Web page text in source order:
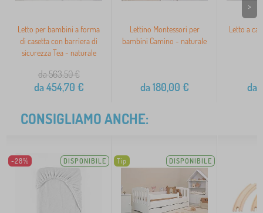
Letto per bambini a forma
di casetta con barriera di
sicurezza Tea - naturale
da 563,50€
da454,70 €
Lettino Montessori per
bambini Camino - naturale
da180,00 €
Letto a
da
>
CONSIGLIAMO ANCHE:
-28% DISPONIBILE Tip DISPONIBILE